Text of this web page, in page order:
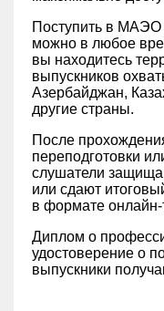
Поступить в МАЭО
можно в любое
вы находитесь
выпускников
Азербайджан,
другие страны.
После
переподготовки
слушатели
или сдают
в формате онлайн-
Диплом о
удостоверение о
выпускники